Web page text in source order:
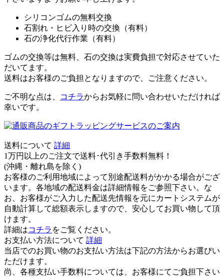
シリコンゴムの無料交換
石割れ・ヒビ入り時の交換（有料）
石の浄化代行作業（有料）
ゴムの交換等は無料、石の交換は実費負担で対応させていた
だいてます。
送料はお客様のご負担となりますので、ご注意ください。
ご不明な点は、 コチラからお気軽に問い合わせいただければ
幸いです。
送料について 詳細
1万円以上のご注文で送料･代引き手数料無料 ！
(沖縄・離れ島を除く)
お客様のご利用地域によって別途配送料がかかる場合がござ
います。各地域の配送料金は詳細情報をご参照下さい。な
お、お客様がご入力した配送先情報を元にカートシステムが
自動計算して総額表示しますので、安心してお買い物して頂
けます。
詳細はコチラ をご覧ください。
お支払い方法について 詳細
当店でのお買い物のお支払い方法は下記の方法からお選びい
ただけます。
尚、各種支払い手数料については、お客様にてご負担下さい